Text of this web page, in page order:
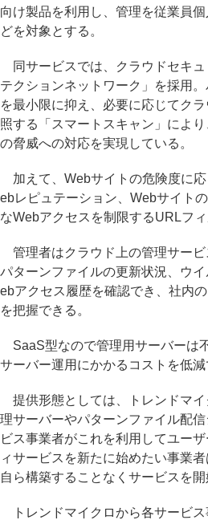
向け製品を利用し、管理を従業員
どを対象とする。
同サービスでは、クラウドセキュ
テクションネットワーク」を採用
を最小限に抑え、必要に応じてク
照する「スマートスキャン」によ
の脅威への対応を実現している。
加えて、Webサイトの危険度に
ebレピュテーション、Webサイト
なWebアクセスを制限するURLフィ
管理者はクラウド上の管理サービ
パターンファイルの更新状況、ウ
ebアクセス履歴を確認でき、社内
を把握できる。
SaaS型なので管理用サーバーは
サーバー運用にかかるコストを低減
提供形態としては、トレンドマ
理サーバーやパターンファイル配
ビス事業者がこれを利用してユー
ィサービスを新たに始めたい事業
自ら構築することなくサービスを開
トレンドマイクロから各サービ